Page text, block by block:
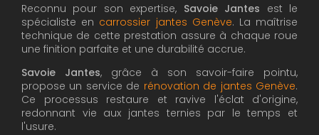
Reconnu pour son expertise, Savoie Jantes est le
spécialiste en carrossier jantes Genève. La maîtrise
technique de cette prestation assure à chaque roue
une finition parfaite et une durabilité accrue.
Savoie Jantes, grâce à son savoir-faire pointu,
propose un service de rénovation de jantes Genève.
Ce processus restaure et ravive l'éclat d'origine,
redonnant vie aux jantes ternies par le temps et
l'usure.